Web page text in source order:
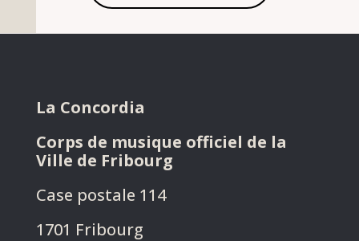
La Concordia
Corps de musique officiel de la
Ville de Fribourg
Case postale 114
1701 Fribourg